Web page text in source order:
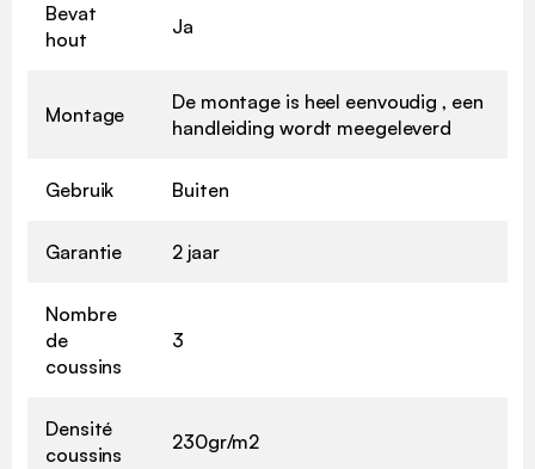
Bevat
hout
Ja
Montage
De montage is heel eenvoudig , een
handleiding wordt meegeleverd
Gebruik Buiten
Garantie 2 jaar
Nombre
de
coussins
3
Densité
coussins
230gr/m2